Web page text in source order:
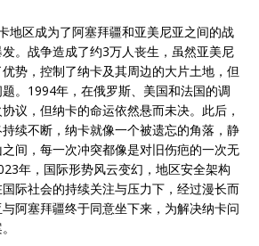
地区成为了阿塞拜疆和亚美尼亚之间的战
。战争造成了约3万人丧生，虽然亚美尼
势，控制了纳卡及其周边的大片土地，但
。1994年，在俄罗斯、美国和法国的调
议，但纳卡的命运依然悬而未决。此后，
续不断，纳卡就像一个被遗忘的角落，静
间，每一次冲突都像是对旧伤疤的一次无
年，国际形势风云变幻，地区安全架构
际社会的持续关注与压力下，经过漫长而
阿塞拜疆终于同意坐下来，为解决纳卡问